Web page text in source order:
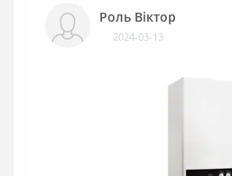
Роль Віктор
2024-03-13